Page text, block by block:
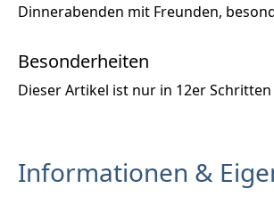
Dinnerabenden mit Freunden,
Besonderheiten
Dieser Artikel ist nur in 12er
Informationen &